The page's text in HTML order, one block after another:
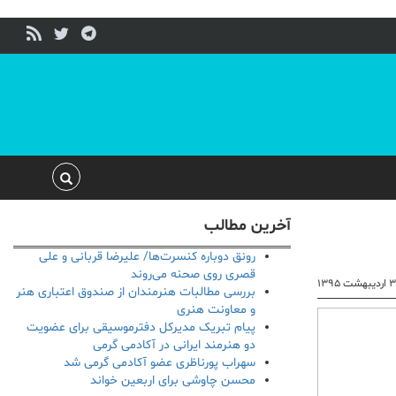
۱۳۹۵
آخرین مطالب
رونق دوباره کنسرت‌ها/ علیرضا قربانی و علی
قصری روی صحنه می‌روند
بررسی مطالبات هنرمندان از صندوق اعتباری هنر
و معاونت هنری
پیام تبریک مدیرکل دفترموسیقی برای عضویت
دو هنرمند ایرانی در آکادمی گرمی
سهراب پورناظری عضو آکادمی گرمی شد
محسن چاوشی برای اربعین خواند